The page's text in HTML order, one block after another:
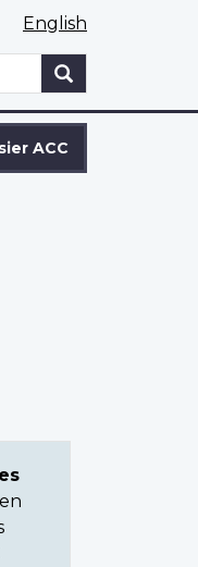
English
ACC